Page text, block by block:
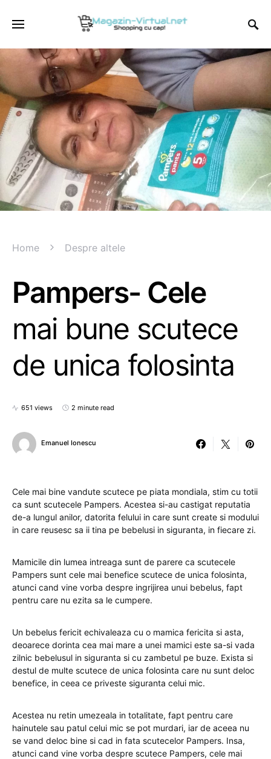
Home Despre altele
Pampers- Cele
mai bune scutece
de unica folosinta
651 views 2 minute read
Emanuel Ionescu
Cele mai bine vandute scutece pe piata mondiala, stim cu totii
ca sunt scutecele Pampers. Acestea si-au castigat reputatia
de-a lungul anilor, datorita felului in care sunt create si modului
in care reusesc sa ii tina pe bebelusi in siguranta, in fiecare zi.
Mamicile din lumea intreaga sunt de parere ca scutecele
Pampers sunt cele mai benefice scutece de unica folosinta,
atunci cand vine vorba despre ingrijirea unui bebelus, fapt
pentru care nu ezita sa le cumpere.
Un bebelus fericit echivaleaza cu o mamica fericita si asta,
deoarece dorinta cea mai mare a unei mamici este sa-si vada
zilnic bebelusul in siguranta si cu zambetul pe buze. Exista si
destul de multe scutece de unica folosinta care nu sunt deloc
benefice, in ceea ce priveste siguranta celui mic.
Acestea nu retin umezeala in totalitate, fapt pentru care
hainutele sau patul celui mic se pot murdari, iar de aceea nu
se vand deloc bine si cad in fata scutecelor Pampers. Insa,
atunci cand vine vorba despre scutece Pampers, cele mai